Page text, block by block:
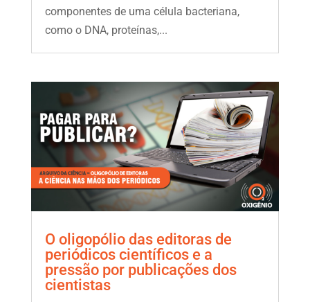
componentes de uma célula bacteriana,
como o DNA, proteínas,...
O oligopólio das editoras de
periódicos científicos e a
pressão por publicações dos
cientistas